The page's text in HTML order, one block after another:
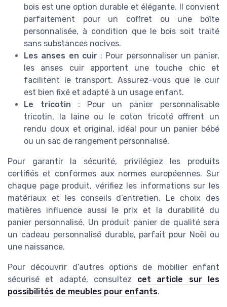
bois est une option durable et élégante. Il convient
parfaitement pour un coffret ou une boîte
personnalisée, à condition que le bois soit traité
sans substances nocives.
Les anses en cuir: Pour personnaliser un panier,
les anses cuir apportent une touche chic et
facilitent le transport. Assurez-vous que le cuir
est bien fixé et adapté à un usage enfant.
Le tricotin : Pour un panier personnalisable
tricotin, la laine ou le coton tricoté offrent un
rendu doux et original, idéal pour un panier bébé
ou un sac de rangement personnalisé.
Pour garantir la sécurité, privilégiez les produits
certifiés et conformes aux normes européennes. Sur
chaque page produit, vérifiez les informations sur les
matériaux et les conseils d’entretien. Le choix des
matières influence aussi le prix et la durabilité du
panier personnalisé. Un produit panier de qualité sera
un cadeau personnalisé durable, parfait pour Noël ou
une naissance.
Pour découvrir d’autres options de mobilier enfant
sécurisé et adapté, consultez cet article sur les
possibilités de meubles pour enfants.